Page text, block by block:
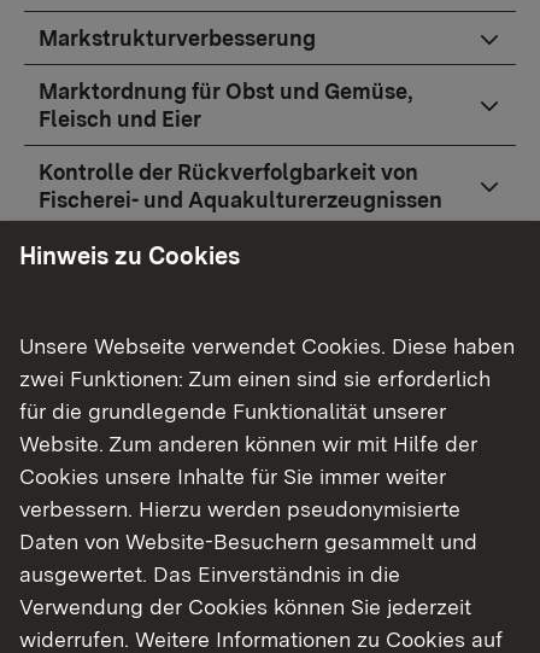
Markstrukturverbesserung
Marktordnung für Obst und Gemüse,
Fleisch und Eier
Kontrolle der Rückverfolgbarkeit von
Fischerei- und Aquakulturerzeugnissen
Amtliche Futtermittelüberwachung
im Gemeinsamen Antrag
Geschützte Herkunftsbezeichnungen und
garantiert traditionelle Spezialitäten
Hinweis zu Cookies
Unsere Webseite verwendet Cookies. Diese haben
zwei Funktionen: Zum einen sind sie erforderlich
für die grundlegende Funktionalität unserer
Website. Zum anderen können wir mit Hilfe der
Cookies unsere Inhalte für Sie immer weiter
verbessern. Hierzu werden pseudonymisierte
Daten von Website-Besuchern gesammelt und
ausgewertet. Das Einverständnis in die
Verwendung der Cookies können Sie jederzeit
widerrufen. Weitere Informationen zu Cookies auf